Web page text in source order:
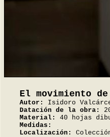
El movimiento
Autor:
Isidoro
Datación de la obra:
Material:
40 hojas
Medidas:
Localización: